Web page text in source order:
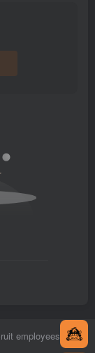
employees